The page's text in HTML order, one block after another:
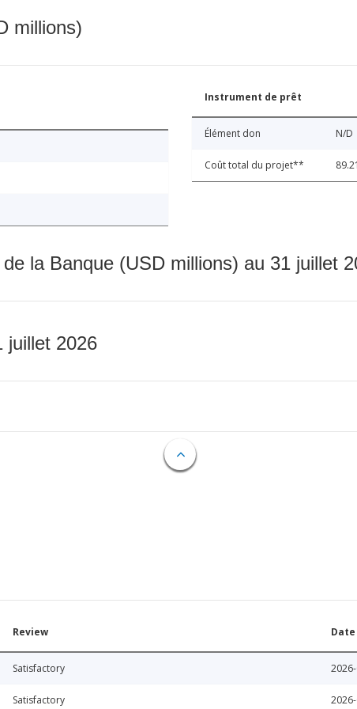
millions)
Instrument de prêt
Élément don N/D
Coût total du projet** 89.21
la Banque (USD millions) au 31 juillet
juillet 2026
Review Date
Satisfactory
Satisfactory